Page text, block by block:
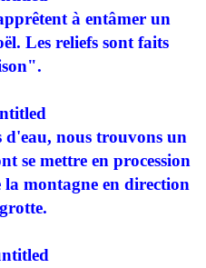
à entâmer un
Les reliefs sont faits
d'eau, nous trouvons un
se mettre en procession
montagne en direction